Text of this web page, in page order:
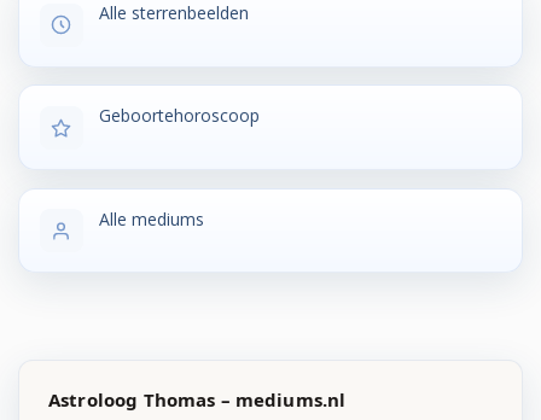
Alle sterrenbeelden
Geboortehoroscoop
Alle mediums
Astroloog Thomas – mediums.nl